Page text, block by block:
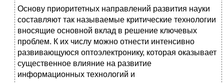
Основу приоритетных направлений развития науки
составляют так называемые критические технологии
вносящие основной вклад в решение ключевых
проблем. К их числу можно отнести интенсивно
развивающуюся оптоэлектронику, которая оказывает
существенное влияние на развитие
информационных технологий и